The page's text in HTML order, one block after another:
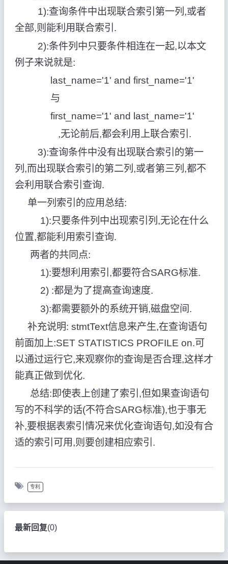
1):查询条件中出现联合索引第一列,或者
全部,则能利用联合索引.
2):条件列中只要条件相连在一起,以本文
例子来说就是:
last_name='1' and first_name='1'
与
first_name='1' and last_name='1'
,无论前后,都会利用上联合索引.
3):查询条件中没有出现联合索引的第一
列,而出现联合索引的第二列,或者第三列,都不
会利用联合索引查询.
单一列索引的应用总结:
1):只要条件列中出现索引列,无论在什么
位置,都能利用索引查询.
两者的共同点:
1):要想利用索引,都要符合SARG标准.
2) :都是为了提高查询速度.
3):都需要额外的系统开销,磁盘空间.
补充说明: stmtText信息来产生,在查询语句
前面加上:SET STATISTICS PROFILE on.可
以通过运行它,来观察你的查询是否合理,这样才
能真正做到优化.
总结:即使表上创建了索引,但如果查询语句
写的不科学的话(不符合SARG标准),也于事无
补,要根据表索引情况来优化查询语句,如没有合
适的索引可用,则要创建相应索引.
专利
最新回复(0)